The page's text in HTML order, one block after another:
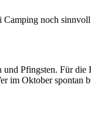
Camping noch sinnvoll
und Pfingsten. Für
im Oktober